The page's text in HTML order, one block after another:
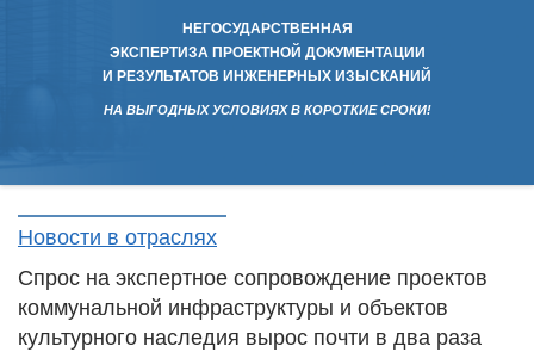
НЕГОСУДАРСТВЕННАЯ
ЭКСПЕРТИЗА ПРОЕКТНОЙ ДОКУМЕНТАЦИИ
И РЕЗУЛЬТАТОВ ИНЖЕНЕРНЫХ ИЗЫСКАНИЙ
НА ВЫГОДНЫХ УСЛОВИЯХ В КОРОТКИЕ СРОКИ!
Новости в отраслях
Спрос на экспертное сопровождение проектов
коммунальной инфраструктуры и объектов
культурного наследия вырос почти в два раза